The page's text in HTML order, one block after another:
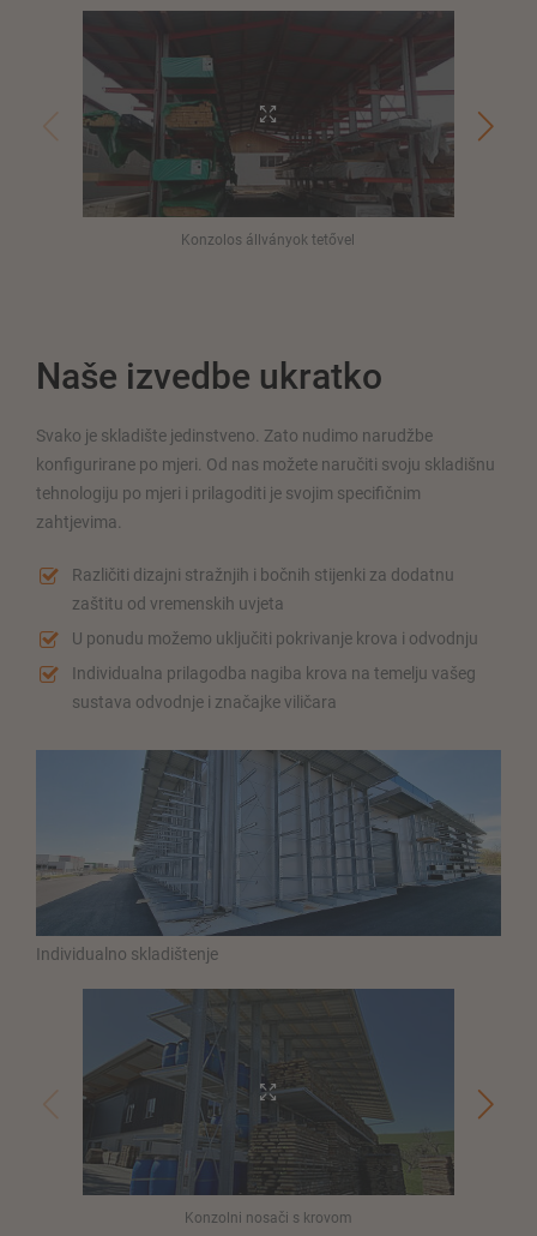
Konzolos állványok tetővel
Naše izvedbe ukratko
Svako je skladište jedinstveno. Zato nudimo narudžbe
konfigurirane po mjeri. Od nas možete naručiti svoju skladišnu
tehnologiju po mjeri i prilagoditi je svojim specifičnim
zahtjevima.
Različiti dizajni stražnjih i bočnih stijenki za dodatnu
zaštitu od vremenskih uvjeta
U ponudu možemo uključiti pokrivanje krova i odvodnju
Individualna prilagodba nagiba krova na temelju vašeg
sustava odvodnje i značajke viličara
Individualno skladištenje
Konzolni nosači s krovom